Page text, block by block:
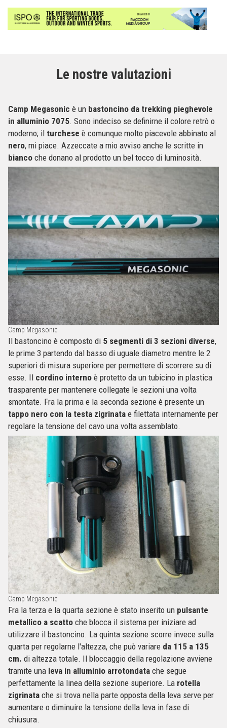
Le nostre valutazioni
Camp Megasonic è un bastoncino da trekking pieghevole
in alluminio 7075. Sono indeciso se definirne il colore retrò o
moderno; il turchese è comunque molto piacevole abbinato al
nero, mi piace. Azzeccate a mio avviso anche le scritte in
bianco che donano al prodotto un bel tocco di luminosità.
Camp Megasonic
Il bastoncino è composto di 5 segmenti di 3 sezioni diverse,
le prime 3 partendo dal basso di uguale diametro mentre le 2
superiori di misura superiore per permettere di scorrere su di
esse. Il cordino interno è protetto da un tubicino in plastica
trasparente per mantenere collegate le sezioni una volta
smontate. Fra la prima e la seconda sezione è presente un
tappo nero con la testa zigrinata e filettata internamente per
regolare la tensione del cavo una volta assemblato.
Camp Megasonic
Fra la terza e la quarta sezione è stato inserito un pulsante
metallico a scatto che blocca il sistema per iniziare ad
utilizzare il bastoncino. La quinta sezione scorre invece sulla
quarta per regolarne l'altezza, che può variare da 115 a 135
cm. di altezza totale. Il bloccaggio della regolazione avviene
tramite una leva in alluminio arrotondata che segue
perfettamente la linea della sezione superiore. La rotella
zigrinata che si trova nella parte opposta della leva serve per
aumentare o diminuire la tensione della leva in fase di
chiusura.